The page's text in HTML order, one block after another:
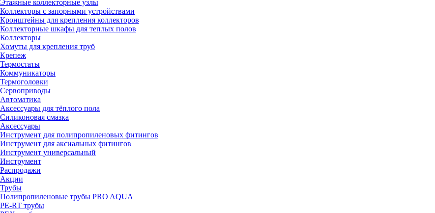
Этажные коллекторные узлы
Коллекторы с запорными устройствами
Кронштейны для крепления коллекторов
Коллекторные шкафы для теплых полов
Коллекторы
Хомуты для крепления труб
Крепеж
Термостаты
Коммуникаторы
Термоголовки
Сервоприводы
Автоматика
Аксессуары для тёплого пола
Силиконовая смазка
Аксессуары
Инструмент для полипропиленовых фитингов
Инструмент для аксиальных фитингов
Инструмент универсальный
Инструмент
Распродажи
Акции
Трубы
Полипропиленовые трубы PRO AQUA
PE-RT трубы